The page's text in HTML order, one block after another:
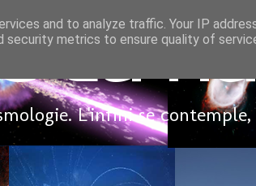
là
L'infini se contemple,
and to analyze traffic. Your IP
security metrics to ensure quality of